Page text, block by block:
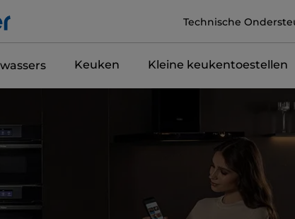
Technische
Keuken Kleine keukentoestellen